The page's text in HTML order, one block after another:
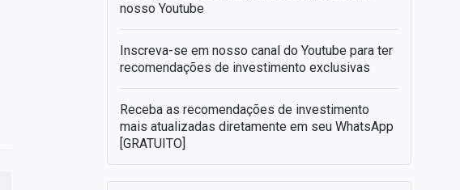
nosso Youtube
Inscreva-se em nosso canal do Youtube para ter
recomendações de investimento exclusivas
Receba as recomendações de investimento
mais atualizadas diretamente em seu WhatsApp
[GRATUITO]